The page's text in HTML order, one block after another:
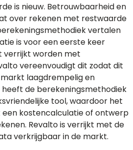
is nieuw. Betrouwbaarheid en
over rekenen met restwaarde
vertalen
is voor een eerste keer
verrijkt worden met
vereenvoudigt dit zodat dit
laagdrempelig en
heeft de berekeningsmethodiek
tool, waardoor het
een kostencalculatie of ontwerp
Revalto is verrijkt met de
verkrijgbaar in de markt.